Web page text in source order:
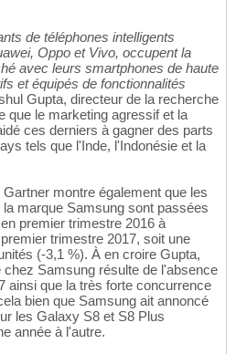
de téléphones intelligents
Oppo et Vivo, occupent la
avec leurs smartphones de haute
et équipés de fonctionnalités
Gupta, directeur de la recherche
que le marketing agressif et la
ces derniers à gagner des parts
tels que l'Inde, l'Indonésie et la
montre également que les
marque Samsung sont passées
premier trimestre 2016 à
trimestre 2017, soit une
(-3,1 %). À en croire Gupta,
Samsung résulte de l'absence
ainsi que la très forte concurrence
bien que Samsung ait annoncé
les Galaxy S8 et S8 Plus
année à l'autre.